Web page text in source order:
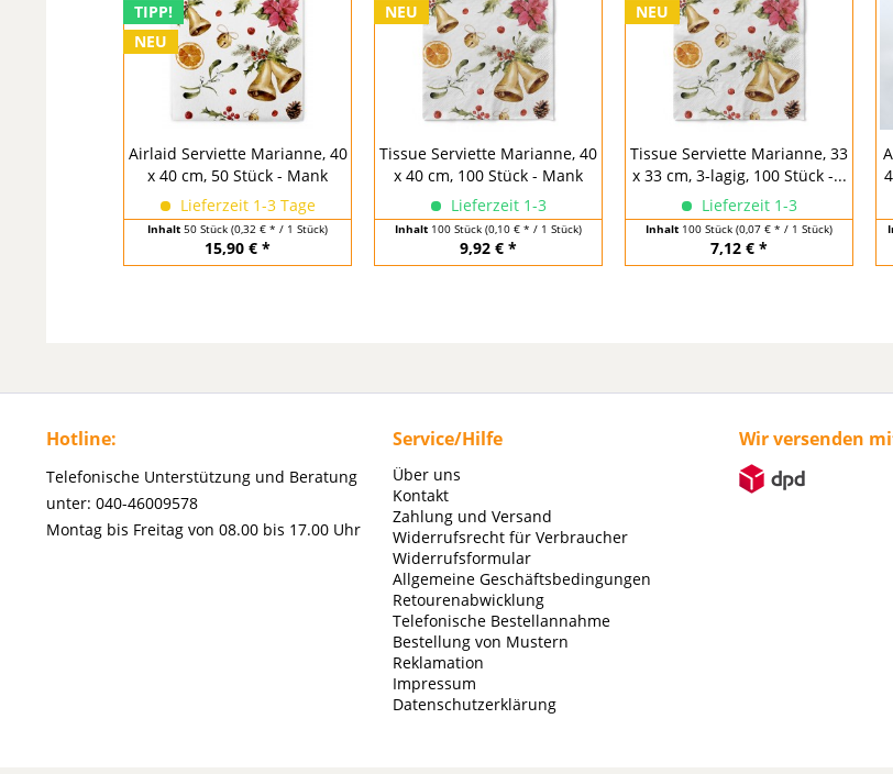
TIPP!
NEU
Airlaid Serviette Marianne, 40
x 40 cm, 50 Stück - Mank
Lieferzeit 1-3 Tage
Inhalt 50 Stück (0,32 € * / 1 Stück)
15,90 € *
NEU
Tissue Serviette Marianne, 40
x 40 cm, 100 Stück - Mank
Lieferzeit 1-3
Inhalt 100 Stück (0,10 € * / 1 Stück)
9,92 € *
NEU
Tissue Serviette Marianne, 33
x 33 cm, 3-lagig, 100 Stück -...
Lieferzeit 1-3
Inhalt 100 Stück (0,07 € * / 1 Stück)
7,12 € *
Hotline:
Telefonische Unterstützung und Beratung
unter: 040-46009578
Montag bis Freitag von 08.00 bis 17.00 Uhr
Service/Hilfe
Über uns
Kontakt
Zahlung und Versand
Widerrufsrecht für Verbraucher
Widerrufsformular
Allgemeine Geschäftsbedingungen
Retourenabwicklung
Telefonische Bestellannahme
Bestellung von Mustern
Reklamation
Impressum
Datenschutzerklärung
Wir versenden